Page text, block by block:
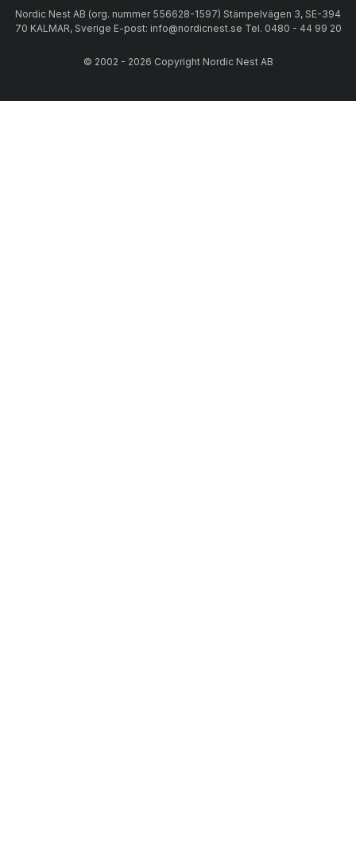
Nordic Nest AB (org. nummer 556628-1597) Stämpelvägen 3, SE-394
70 KALMAR, Sverige E-post: info@nordicnest.se Tel. 0480 - 44 99 20
© 2002 - 2026 Copyright Nordic Nest AB